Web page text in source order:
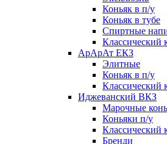
Коньяк в п/у
Коньяк в тубе
Спиртные
Классический
АрАрАт ЕКЗ
Элитные
Коньяк в п/у
Классический
Иджеванский ВКЗ
Марочные
Коньяки п/у
Классический
Бренди